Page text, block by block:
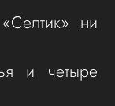
ни
и четыре